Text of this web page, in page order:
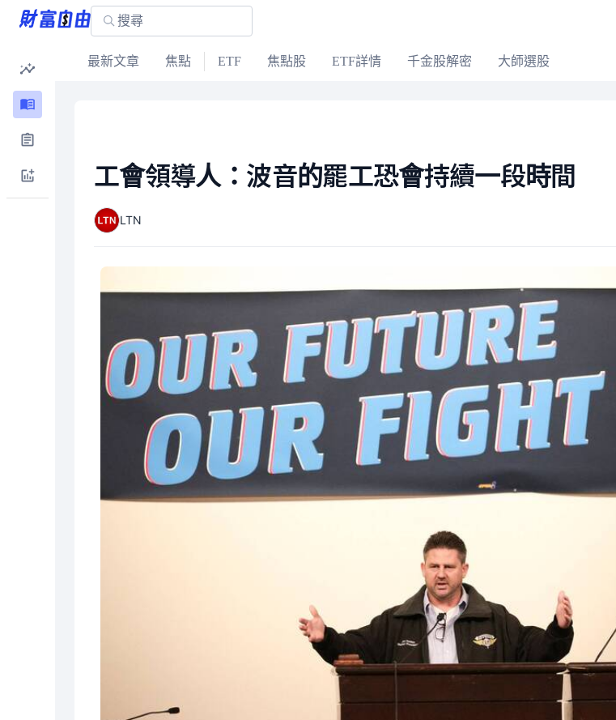
最新文章 焦點 ETF 焦點股 ETF詳情 千金股解密 大師選股
工會領導人：波音的罷工恐會持續一段時間
LTN